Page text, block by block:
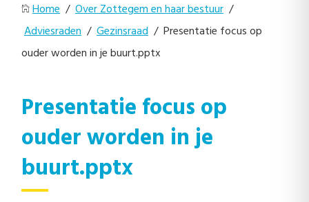
Home / Over Zottegem en haar bestuur /
Adviesraden / Gezinsraad / Presentatie focus op
ouder worden in je buurt.pptx
Presentatie focus op
ouder worden in je
buurt.pptx